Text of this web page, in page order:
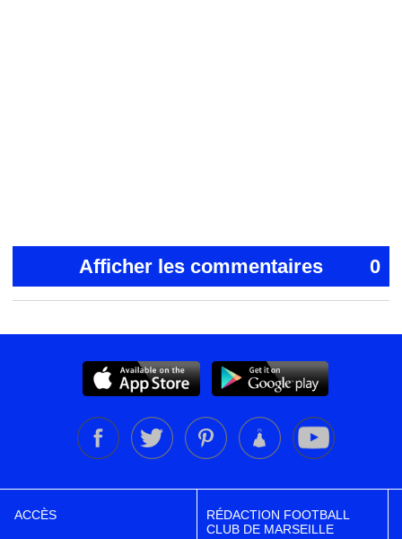
Afficher les commentaires 0
ACCÈS
RÉDACTION FOOTBALL
CLUB DE MARSEILLE